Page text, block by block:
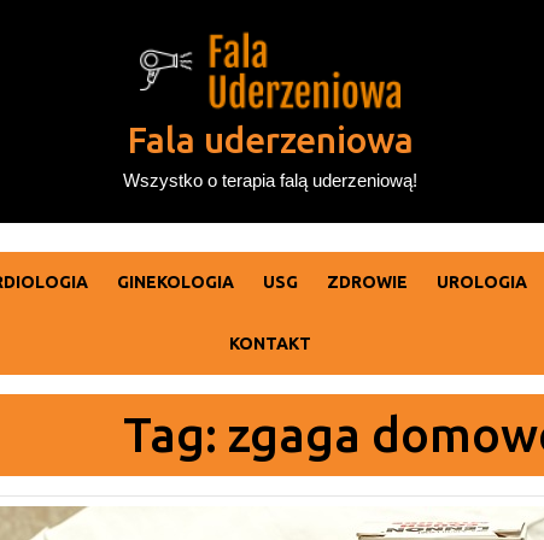
Fala uderzeniowa
Wszystko o terapia falą uderzeniową!
GINEKOLOGIA USG ZDROWIE UROLOGIA
KONTAKT
Tag: zgaga